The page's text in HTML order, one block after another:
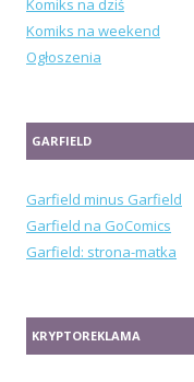
Komiks na dziś
Komiks na weekend
Ogłoszenia
GARFIELD
Garfield minus Garfield
Garfield na GoComics
Garfield: strona-matka
KRYPTOREKLAMA